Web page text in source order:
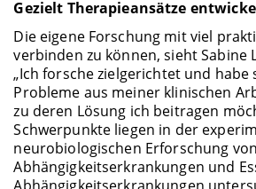
Gezielt Therapieansätze
Die eigene Forschung mit viel
verbinden zu können, sieht Sabine
„Ich forsche zielgerichtet und habe
Probleme aus meiner klinischen
zu deren Lösung ich beitragen
Schwerpunkte liegen in der
neurobiologischen Erforschung von
Abhängigkeitserkrankungen und
Abhängigkeitserkrankungen